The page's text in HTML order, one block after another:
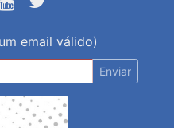
email válido)
Enviar